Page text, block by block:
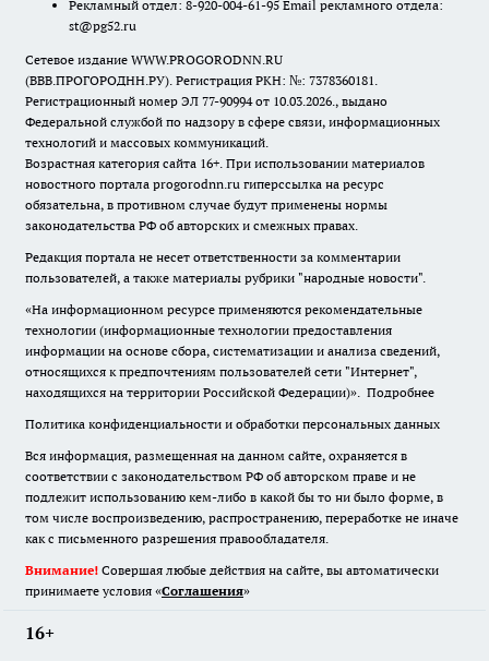
Рекламный отдел: 8-920-004-61-95 Email рекламного отдела:
st@pg52.ru
Сетевое издание WWW.PROGORODNN.RU
(ВВВ.ПРОГОРОДНН.РУ). Регистрация РКН: №: 7378360181.
Регистрационный номер ЭЛ 77-90994 от 10.03.2026., выдано
Федеральной службой по надзору в сфере связи, информационных
технологий и массовых коммуникаций.
Возрастная категория сайта 16+. При использовании материалов
новостного портала progorodnn.ru гиперссылка на ресурс
обязательна, в противном случае будут применены нормы
законодательства РФ об авторских и смежных правах.
Редакция портала не несет ответственности за комментарии
пользователей, а также материалы рубрики "народные новости".
«На информационном ресурсе применяются рекомендательные
технологии (информационные технологии предоставления
информации на основе сбора, систематизации и анализа сведений,
относящихся к предпочтениям пользователей сети "Интернет",
находящихся на территории Российской Федерации)». Подробнее
Политика конфиденциальности и обработки персональных данных
Вся информация, размещенная на данном сайте, охраняется в
соответствии с законодательством РФ об авторском праве и не
подлежит использованию кем-либо в какой бы то ни было форме, в
том числе воспроизведению, распространению, переработке не иначе
как с письменного разрешения правообладателя.
Внимание! Совершая любые действия на сайте, вы автоматически
принимаете условия «Cоглашения»
16+